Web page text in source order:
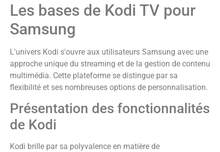
Les bases de Kodi TV pour
Samsung
L'univers Kodi s'ouvre aux utilisateurs Samsung avec une
approche unique du streaming et de la gestion de contenu
multimédia. Cette plateforme se distingue par sa
flexibilité et ses nombreuses options de personnalisation.
Présentation des fonctionnalités
de Kodi
Kodi brille par sa polyvalence en matière de